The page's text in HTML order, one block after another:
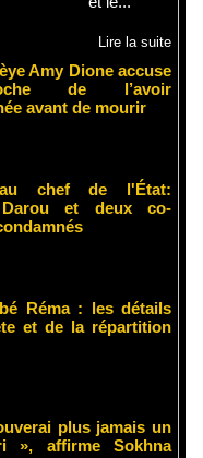
Lire la suite
Amy Dione accuse
de l’avoir
avant de mourir
chef de l'État:
Darou et deux co-
Réma : les détails
et de la répartition
plus jamais un
», affirme Sokhna